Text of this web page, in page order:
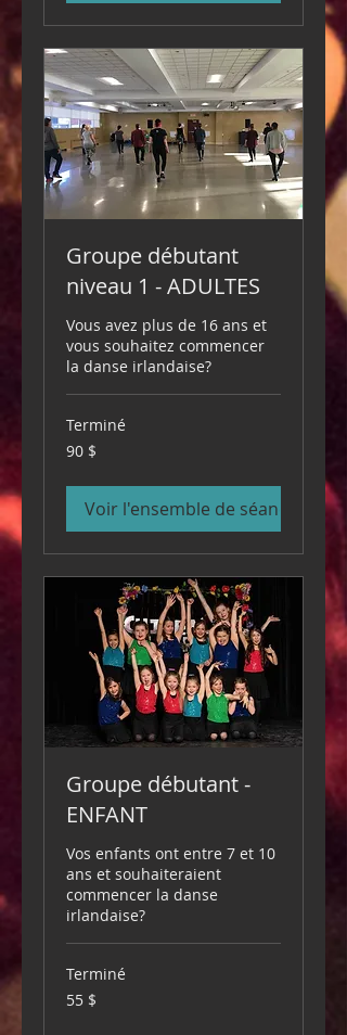
Groupe débutant
niveau 1 - ADULTES
Vous avez plus de 16 ans et
vous souhaitez commencer
la danse irlandaise?
Terminé
90 dollars
canadiens
90 $
Voir l'ensemble de séances
Groupe débutant -
ENFANT
Vos enfants ont entre 7 et 10
ans et souhaiteraient
commencer la danse
irlandaise?
Terminé
55 dollars
canadiens
55 $